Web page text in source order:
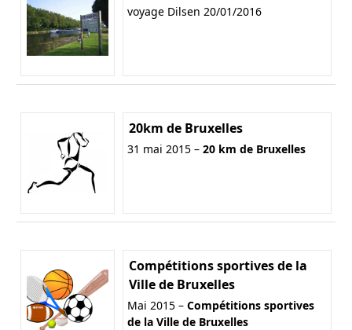
voyage Dilsen 20/01/2016
20km de Bruxelles
31 mai 2015 – 20 km de Bruxelles
Compétitions sportives de la
Ville de Bruxelles
Mai 2015 – Compétitions sportives
de la Ville de Bruxelles